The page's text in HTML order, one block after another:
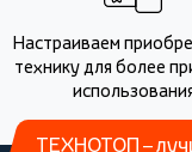
Настраиваем
технику для более
ТЕХНОТОП –